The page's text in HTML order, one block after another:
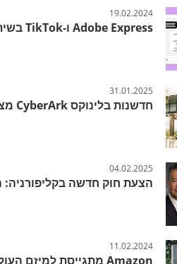
19.02.2024
Adobe Express ו-TikTok בשיתוף פעולה חסר תקדים
31.01.2025
חדשנות בלינוקס CyberArk מציגה את Identity Bridge
04.02.2025
הצעת חוק חדשה בקליפורניה:
11.02.2024
Amazon מתגייסת למיזם העולמי לבטיחות בבינה מלאכותית